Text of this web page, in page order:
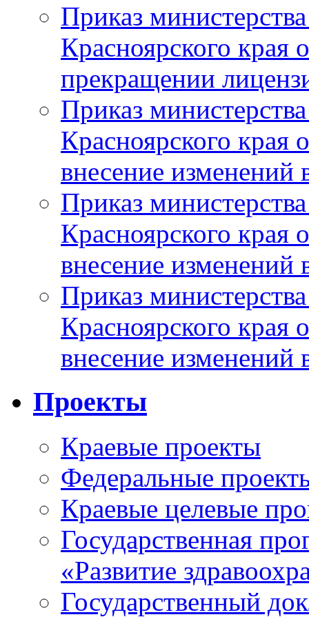
Приказ
Красноярского
прекращении
Приказ
Красноярского
внесение изменений
Приказ
Красноярского
внесение изменений
Приказ
Красноярского
внесение изменений
Проекты
Краевые проекты
Федеральные
Краевые целевые
Государственная
«Развитие
Государственный